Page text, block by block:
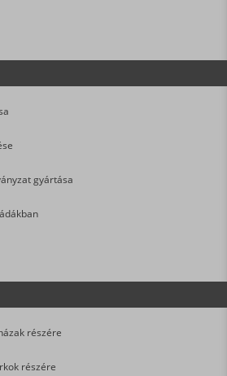
gyártása
részére
részére